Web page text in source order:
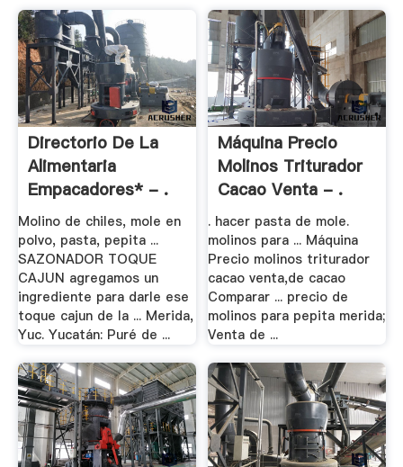
Directorio De La
Alimentaria
Empacadores* - .
Molino de chiles, mole en
polvo, pasta, pepita ...
SAZONADOR TOQUE
CAJUN agregamos un
ingrediente para darle ese
toque cajun de la ... Merida,
Yuc. Yucatán: Puré de ...
Máquina Precio
Molinos Triturador
Cacao Venta - .
. hacer pasta de mole.
molinos para ... Máquina
Precio molinos triturador
cacao venta,de cacao
Comparar ... precio de
molinos para pepita merida;
Venta de ...